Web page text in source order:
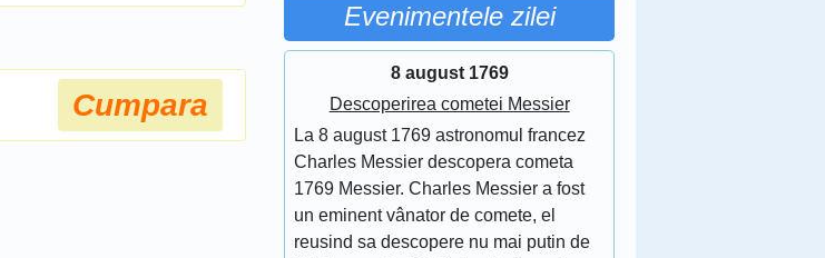
Cumpara
Evenimentele zilei
8 august 1769
Descoperirea cometei Messier
La 8 august 1769 astronomul francez
Charles Messier descopera cometa
1769 Messier. Charles Messier a fost
un eminent vânator de comete, el
reusind sa descopere nu mai putin de